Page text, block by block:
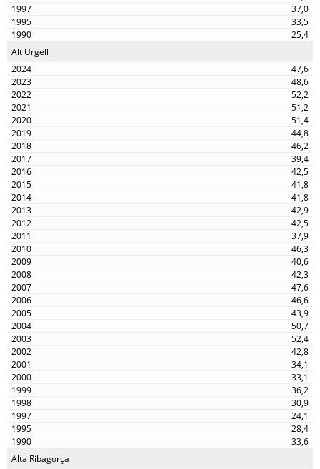
37,0
33,5
25,4
Alt Urgell
47,6
48,6
52,2
51,2
51,4
44,8
46,2
39,4
42,5
41,8
41,8
42,9
42,5
37,9
46,3
40,6
42,3
47,6
46,6
43,9
50,7
52,4
42,8
34,1
33,1
36,2
30,9
24,1
28,4
33,6
Alta Ribagorça